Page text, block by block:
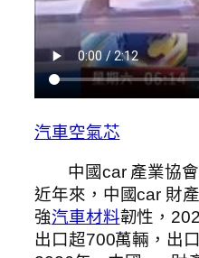
汽車空氣芯
中國car 產業協
近年來，中國car 財
強汽車材料韌性，
出口超700萬輛，出